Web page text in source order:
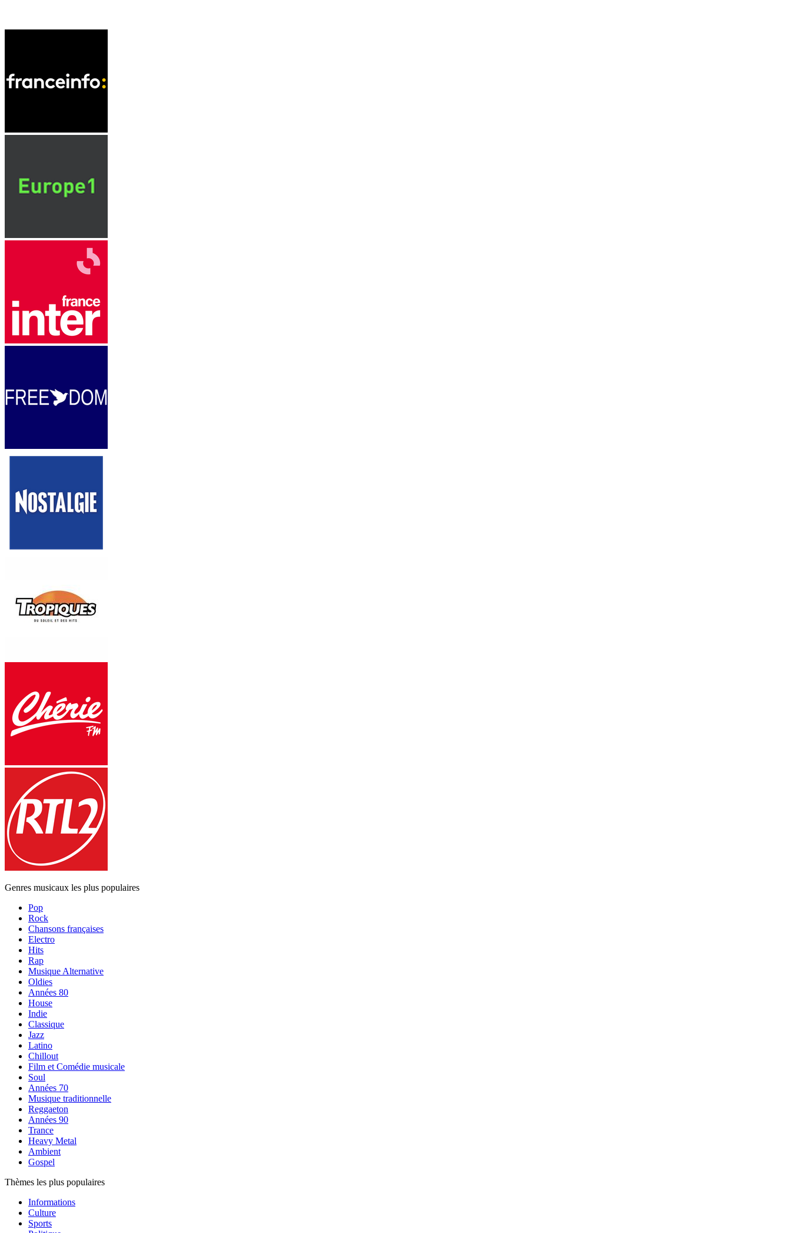
Genres musicaux les plus populaires
Pop
Rock
Chansons françaises
Electro
Hits
Rap
Musique Alternative
Oldies
Années 80
House
Indie
Classique
Jazz
Latino
Chillout
Film et Comédie musicale
Soul
Années 70
Musique traditionnelle
Reggaeton
Années 90
Trance
Heavy Metal
Ambient
Gospel
Thèmes les plus populaires
Informations
Culture
Sports